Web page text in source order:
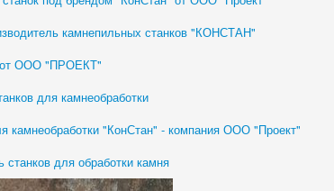
камнепильных станков "КОНСТАН"
от ООО "ПРОЕКТ"
для камнеобработки
камнеобработки "КонСтан" - компания ООО "Проект"
для обработки камня